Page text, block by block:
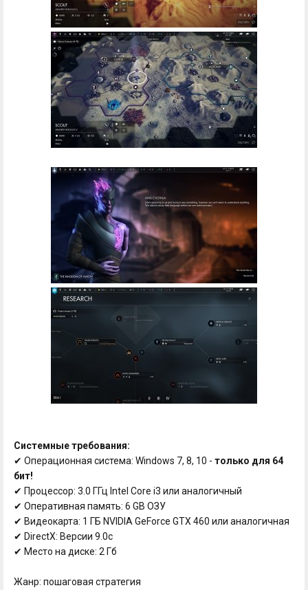
Системные требования:
✔ Операционная система: Windows 7, 8, 10 - только для 64
бит!
✔ Процессор: 3.0 ГГц Intel Core i3 или аналогичный
✔ Оперативная память: 6 GB ОЗУ
✔ Видеокарта: 1 ГБ NVIDIA GeForce GTX 460 или аналогичная
✔ DirectX: Версии 9.0c
✔ Место на диске: 2 Гб
Жанр: пошаговая стратегия